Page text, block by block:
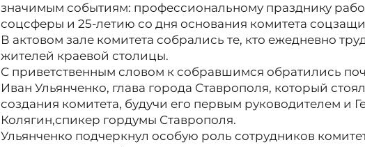
значимым событиям: профессиональному празднику
соцсферы и 25-летию со дня основания комитета
В актовом зале комитета собрались те, кто ежедневно
жителей краевой столицы.
С приветственным словом к собравшимся обратились
Иван Ульянченко, глава города Ставрополя, который
создания комитета, будучи его первым руководителем и
Колягин,спикер гордумы Ставрополя.
Ульянченко подчеркнул особую роль сотрудников